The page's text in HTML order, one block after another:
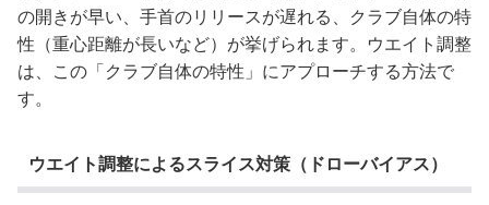
の開きが早い、手首のリリースが遅れる、クラブ自体の特
性（重心距離が長いなど）が挙げられます。ウエイト調整
は、この「クラブ自体の特性」にアプローチする方法で
す。
ウエイト調整によるスライス対策（ドローバイアス）